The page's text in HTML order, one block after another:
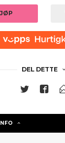
DEL DETTE